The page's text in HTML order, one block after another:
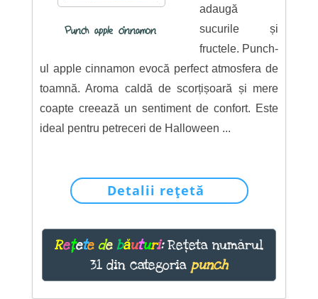
Punch apple cinnamon
adaugă
sucurile și
fructele. Punch-
ul apple cinnamon evocă perfect atmosfera de
toamnă. Aroma caldă de scorțișoară și mere
coapte creează un sentiment de confort. Este
ideal pentru petreceri de Halloween ...
Detalii rețetă
Rețete de băuturi:Rețeta numărul
31 din categoria punch